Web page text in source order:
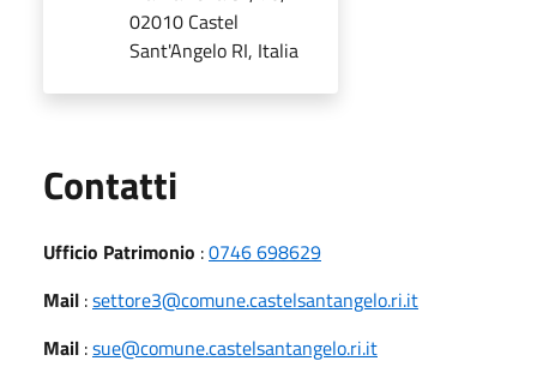
02010 Castel
Sant'Angelo RI, Italia
Contatti
Ufficio Patrimonio :0746 698629
Mail :settore3@comune.castelsantangelo.ri.it
Mail :sue@comune.castelsantangelo.ri.it